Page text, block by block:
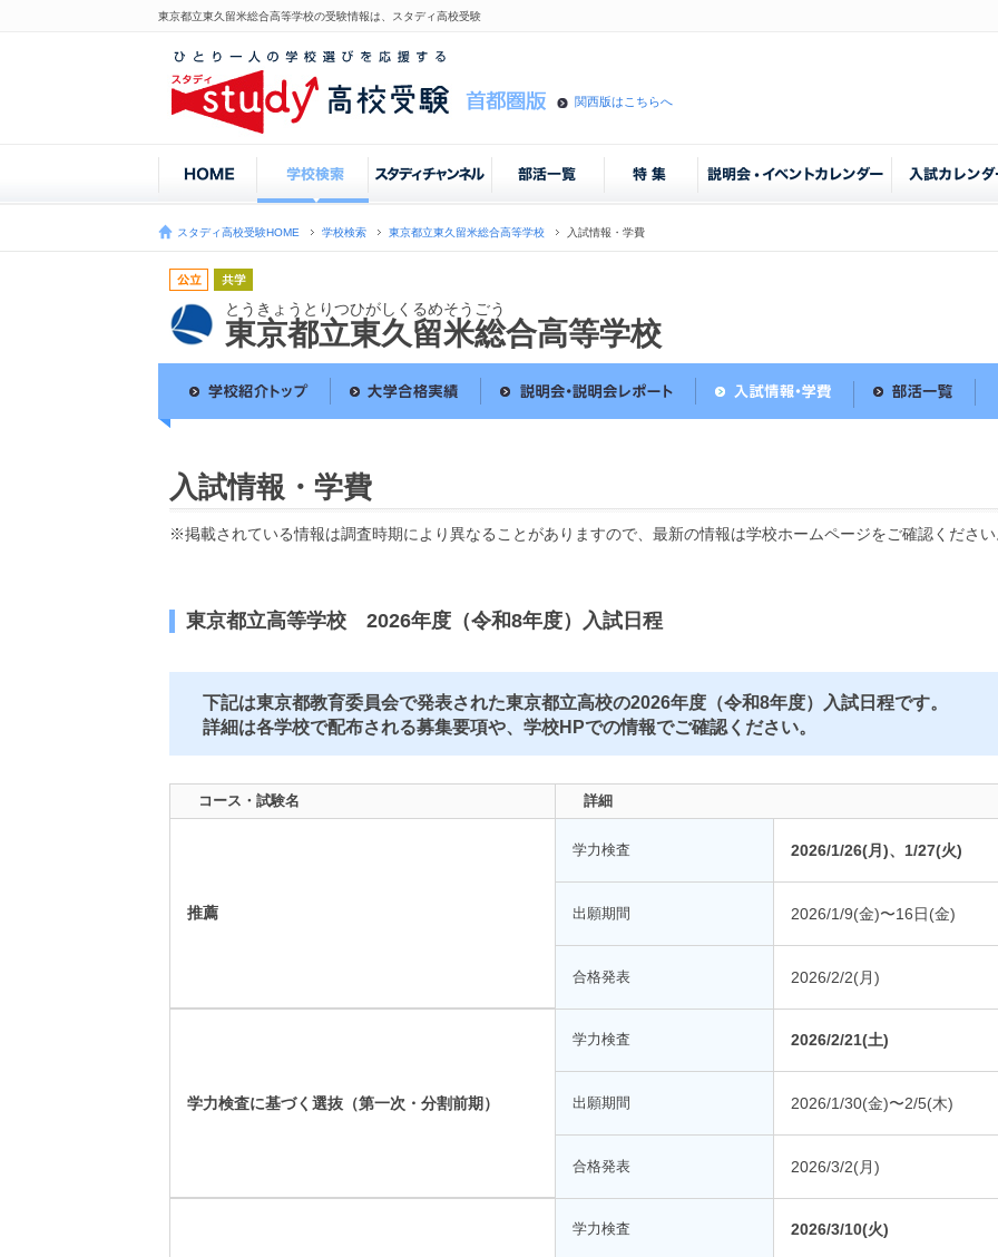
東京都立東久留米総合高等学校の受験情報は、スタディ高校受験
関西版はこちらへ
スタディ高校受験HOME 学校検索 東京都立東久留米総合高等学校 入試情報・学費
とうきょうとりつひがしくるめそうごう
東京都立東久留米総合高等学校
入試情報・学費
※掲載されている情報は調査時期により異なることがありますので、最新の情報は学校ホームページをご確認くださ
東京都立高等学校 2026年度（令和8年度）入試日程
下記は東京都教育委員会で発表された東京都立高校の2026年度（令和8年度）入試日程です。
詳細は各学校で配布される募集要項や、学校HPでの情報でご確認ください。
コース・試験名 詳細
推薦
学力検査 2026/1/26(月)、1/27(火)
出願期間 2026/1/9(金)〜16日(金)
合格発表 2026/2/2(月)
学力検査に基づく選抜（第一次・分割前期）
学力検査 2026/2/21(土)
出願期間 2026/1/30(金)〜2/5(木)
合格発表 2026/3/2(月)
学力検査 2026/3/10(火)